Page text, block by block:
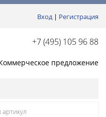
Вход| Регистрация
+7 (495) 105 96 88
предложение